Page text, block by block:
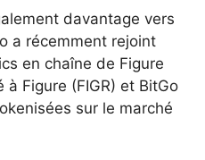
davantage vers
a récemment rejoint
en chaîne de Figure
à Figure (FIGR) et BitGo
sur le marché